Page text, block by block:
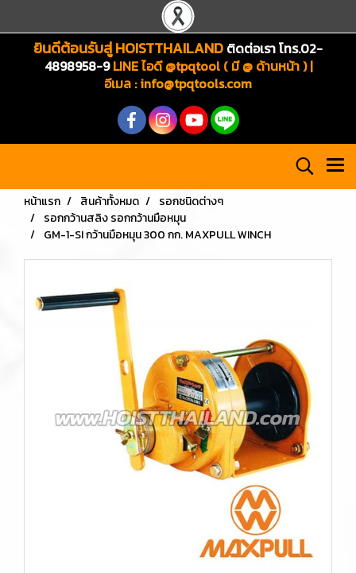
ยินดีต้อนรับสู่ HOISTTHAILAND ติดต่อเรา โทร.02-
4898958-9LINE ไอดี @tpqtool ( มี @ ด้านหน้า ) |
อีเมล :info@tpqtools.com
หน้าแรก สินค้าทั้งหมด
รอกชนิดต่างๆ
รอกกว้านสลิง รอกกว้านมือหมุน
GM-1-SI กว้านมือหมุน 300 กก. MAXPULL WINCH